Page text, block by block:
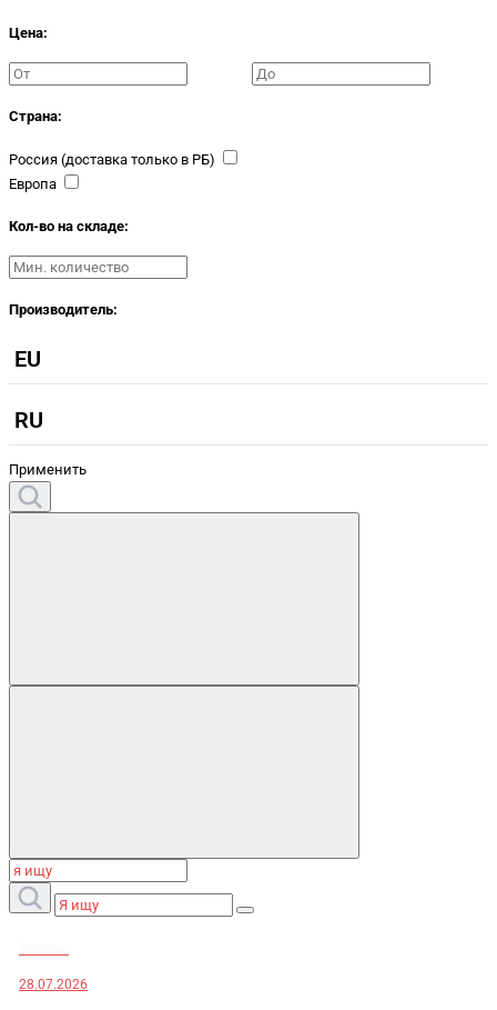
Цена:
Страна:
Россия (доставка только в РБ)
Европа
Кол-во на складе:
Производитель:
EU
RU
Применить
28.07.2026